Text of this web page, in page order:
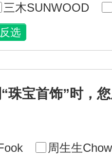
三木SUNWOOD
珠宝首饰”时，
周生生